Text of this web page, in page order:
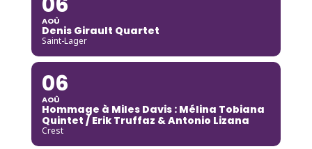
AOÛ
Denis Girault Quartet
Saint-Lager
06
AOÛ
Hommage à Miles Davis : Mélina Tobiana
Quintet / Erik Truffaz & Antonio Lizana
Crest